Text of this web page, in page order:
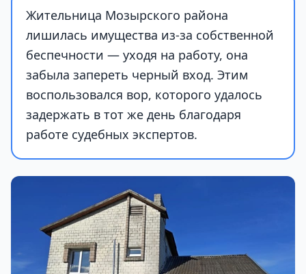
Жительница Мозырского района
лишилась имущества из-за собственной
беспечности — уходя на работу, она
забыла запереть черный вход. Этим
воспользовался вор, которого удалось
задержать в тот же день благодаря
работе судебных экспертов.